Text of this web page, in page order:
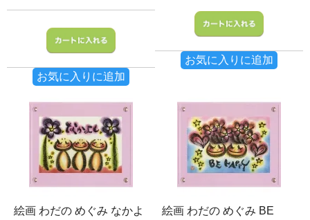
お気に入りに追加
お気に入りに追加
絵画 わだの めぐみ なかよ
絵画 わだの めぐみ BE